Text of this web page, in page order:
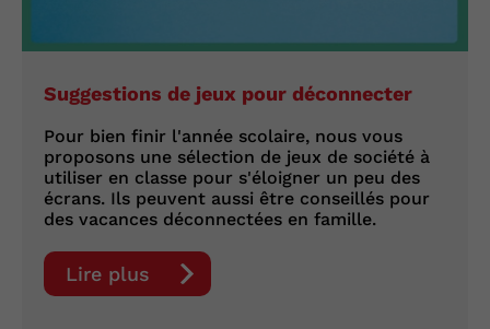
Suggestions de jeux pour déconnecter
Pour bien finir l'année scolaire, nous vous
proposons une sélection de jeux de société à
utiliser en classe pour s'éloigner un peu des
écrans. Ils peuvent aussi être conseillés pour
des vacances déconnectées en famille.
Lire plus